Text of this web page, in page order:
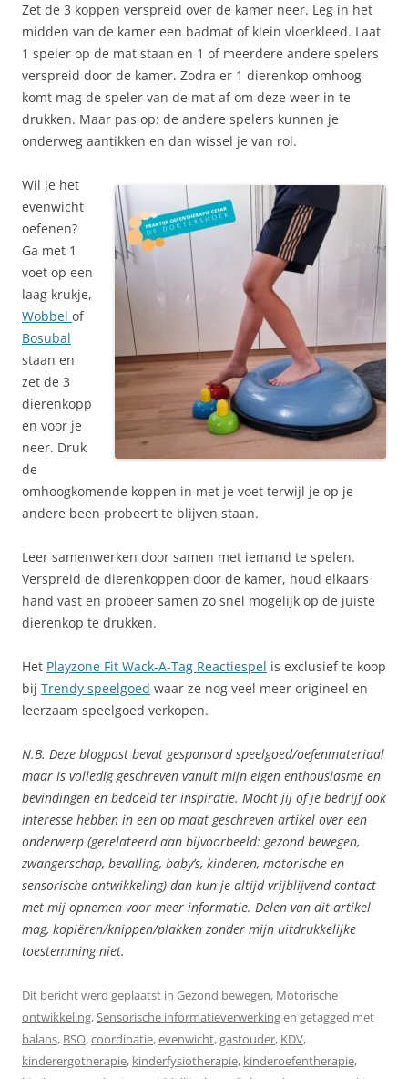
Zet de 3 koppen verspreid over de kamer neer. Leg in het
midden van de kamer een badmat of klein vloerkleed. Laat
1 speler op de mat staan en 1 of meerdere andere spelers
verspreid door de kamer. Zodra er 1 dierenkop omhoog
komt mag de speler van de mat af om deze weer in te
drukken. Maar pas op: de andere spelers kunnen je
onderweg aantikken en dan wissel je van rol.
Wil je het
evenwicht
oefenen?
Ga met 1
voet op een
laag krukje,
Wobbel of
Bosubal
staan en
zet de 3
dierenkopp
en voor je
neer. Druk
de
omhoogkomende koppen in met je voet terwijl je op je
andere been probeert te blijven staan.
Leer samenwerken door samen met iemand te spelen.
Verspreid de dierenkoppen door de kamer, houd elkaars
hand vast en probeer samen zo snel mogelijk op de juiste
dierenkop te drukken.
Het Playzone Fit Wack-A-Tag Reactiespel is exclusief te koop
bij Trendy speelgoed waar ze nog veel meer origineel en
leerzaam speelgoed verkopen.
N.B. Deze blogpost bevat gesponsord speelgoed/oefenmateriaal
maar is volledig geschreven vanuit mijn eigen enthousiasme en
bevindingen en bedoeld ter inspiratie. Mocht jij of je bedrijf ook
interesse hebben in een op maat geschreven artikel over een
onderwerp (gerelateerd aan bijvoorbeeld: gezond bewegen,
zwangerschap, bevalling, baby’s, kinderen, motorische en
sensorische ontwikkeling) dan kun je altijd vrijblijvend contact
met mij opnemen voor meer informatie. Delen van dit artikel
mag, kopiëren/knippen/plakken zonder mijn uitdrukkelijke
toestemming niet.
Dit bericht werd geplaatst in Gezond bewegen, Motorische
ontwikkeling,Sensorische informatieverwerkingen getagged met
balans, BSO,coordinatie,evenwicht,gastouder, KDV,
kinderergotherapie, kinderfysiotherapie, kinderoefentherapie,